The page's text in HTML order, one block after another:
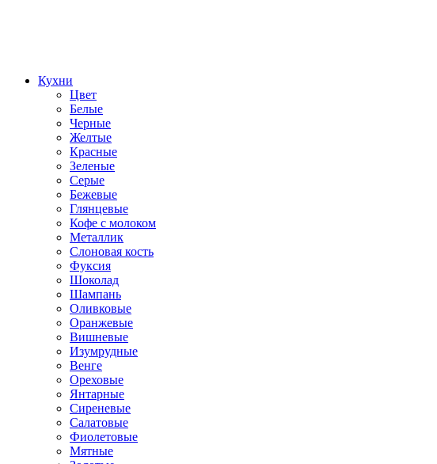
Кухни
Цвет
Белые
Черные
Желтые
Красные
Зеленые
Серые
Бежевые
Глянцевые
Кофе с молоком
Металлик
Слоновая кость
Фуксия
Шоколад
Шампань
Оливковые
Оранжевые
Вишневые
Изумрудные
Венге
Ореховые
Янтарные
Сиреневые
Салатовые
Фиолетовые
Мятные